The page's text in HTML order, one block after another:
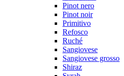
Pinot nero
Pinot noir
Primitivo
Refosco
Ruché
Sangiovese
Sangiovese grosso
Shiraz